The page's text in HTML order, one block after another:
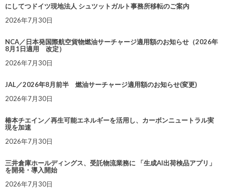
にしてつドイツ現地法人 シュツットガルト事務所移転のご案内
2026年7月30日
NCA／日本発国際航空貨物燃油サーチャージ適用額のお知らせ（2026年
8月1日適用 改定）
2026年7月30日
JAL／2026年8月前半 燃油サーチャージ適用額のお知らせ(変更)
2026年7月30日
椿本チエイン／再生可能エネルギーを活用し、カーボンニュートラル実
現を加速
2026年7月30日
三井倉庫ホールディングス、受託物流業務に 「生成AI出荷検品アプリ」
を開発・導入開始
2026年7月30日